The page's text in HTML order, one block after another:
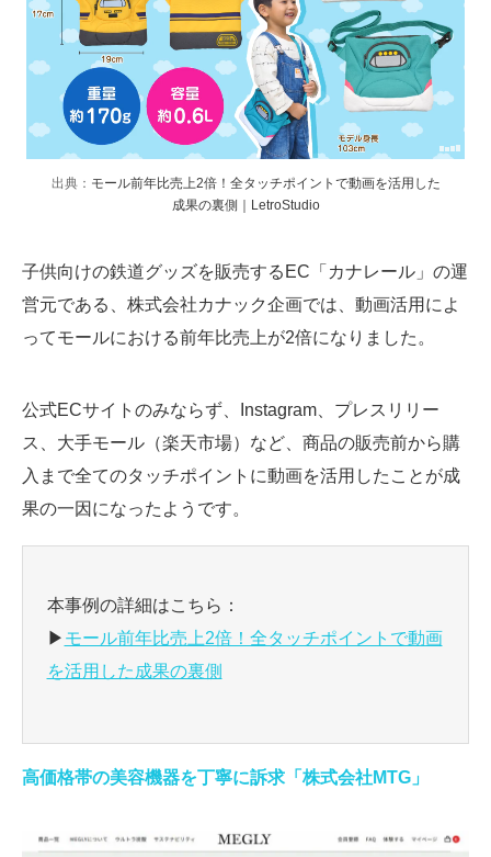
出典： モール前年比売上2倍！全タッチポイントで動画を活用した
成果の裏側｜LetroStudio
子供向けの鉄道グッズを販売するEC「カナレール」の運
営元である、株式会社カナック企画では、動画活用によ
ってモールにおける前年比売上が2倍になりました。
公式ECサイトのみならず、Instagram、プレスリリー
ス、大手モール（楽天市場）など、商品の販売前から購
入まで全てのタッチポイントに動画を活用したことが成
果の一因になったようです。
本事例の詳細はこちら：
▶ モール前年比売上2倍！全タッチポイントで動画
を活用した成果の裏側
高価格帯の美容機器を丁寧に訴求「株式会社MTG」